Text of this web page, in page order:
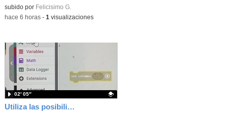
Contenido educativo.
subido por Felicisimo G.
-hace 6 horas- 1 visualizaciones
Utiliza las posibilidades de tu microbit programando com MakeCode para medir temperatura y nivel de luz con Datalogger
02′ 05″